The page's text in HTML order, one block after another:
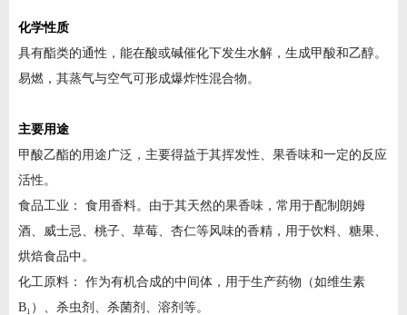
化学性质
具有酯类的通性，能在酸或碱催化下发生水解，生成甲酸和乙醇。
易燃，其蒸气与空气可形成爆炸性混合物。
主要用途
甲酸乙酯的用途广泛，主要得益于其挥发性、果香味和一定的反应
活性。
食品工业： 食用香料。由于其天然的果香味，常用于配制朗姆
酒、威士忌、桃子、草莓、杏仁等风味的香精，用于饮料、糖果、
烘焙食品中。
化工原料： 作为有机合成的中间体，用于生产药物（如维生素
B₁）、杀虫剂、杀菌剂、溶剂等。